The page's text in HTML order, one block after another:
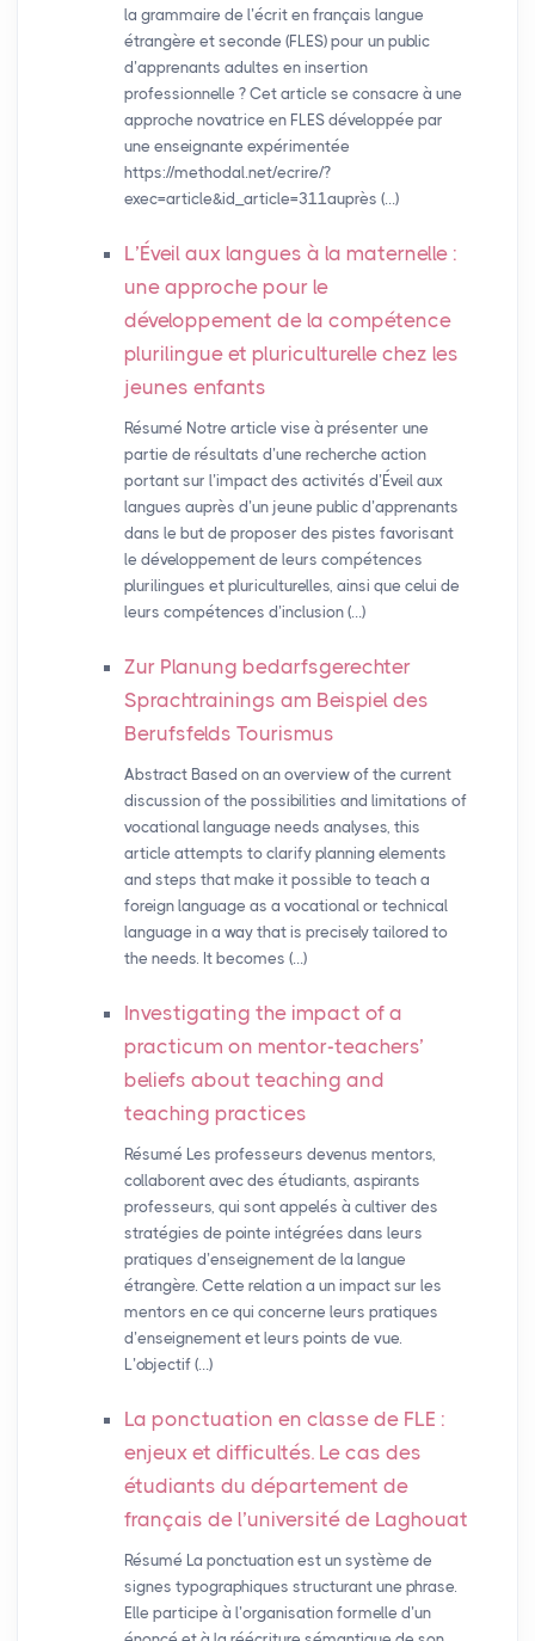
la grammaire de l’écrit en français langue
étrangère et seconde (FLES) pour un public
d’apprenants adultes en insertion
professionnelle ? Cet article se consacre à une
approche novatrice en FLES développée par
une enseignante expérimentée
https://methodal.net/ecrire/?
exec=article&id_article=311auprès (…)
L’Éveil aux langues à la maternelle :
une approche pour le
développement de la compétence
plurilingue et pluriculturelle chez les
jeunes enfants
Résumé Notre article vise à présenter une
partie de résultats d’une recherche action
portant sur l’impact des activités d’Éveil aux
langues auprès d’un jeune public d’apprenants
dans le but de proposer des pistes favorisant
le développement de leurs compétences
plurilingues et pluriculturelles, ainsi que celui de
leurs compétences d’inclusion (…)
Zur Planung bedarfsgerechter
Sprachtrainings am Beispiel des
Berufsfelds Tourismus
Abstract Based on an overview of the current
discussion of the possibilities and limitations of
vocational language needs analyses, this
article attempts to clarify planning elements
and steps that make it possible to teach a
foreign language as a vocational or technical
language in a way that is precisely tailored to
the needs. It becomes (…)
Investigating the impact of a
practicum on mentor-teachers’
beliefs about teaching and
teaching practices
Résumé Les professeurs devenus mentors,
collaborent avec des étudiants, aspirants
professeurs, qui sont appelés à cultiver des
stratégies de pointe intégrées dans leurs
pratiques d’enseignement de la langue
étrangère. Cette relation a un impact sur les
mentors en ce qui concerne leurs pratiques
d’enseignement et leurs points de vue.
L’objectif (…)
La ponctuation en classe de FLE :
enjeux et difficultés. Le cas des
étudiants du département de
français de l’université de Laghouat
Résumé La ponctuation est un système de
signes typographiques structurant une phrase.
Elle participe à l’organisation formelle d’un